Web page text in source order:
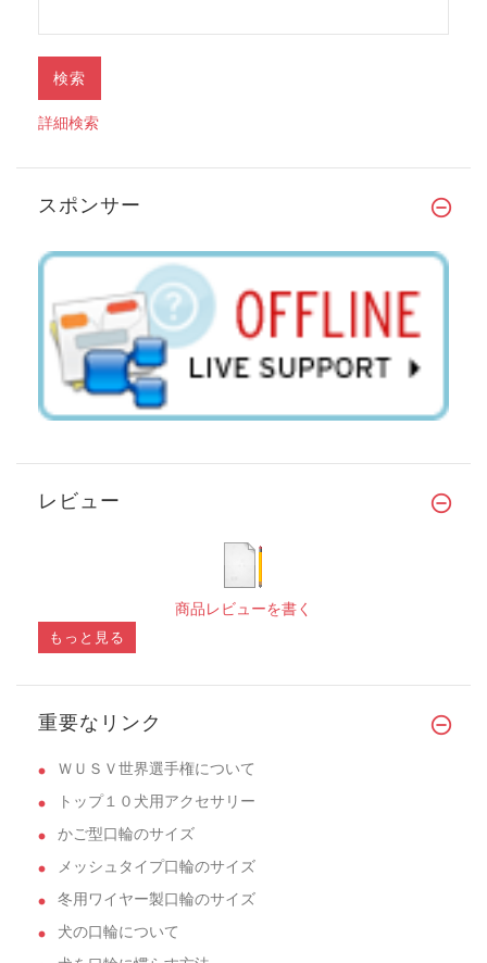
詳細検索
スポンサー
レビュー
商品レビューを書く
もっと見る
重要なリンク
ＷＵＳＶ世界選手権について
トップ１０犬用アクセサリー
かご型口輪のサイズ
メッシュタイプ口輪のサイズ
冬用ワイヤー製口輪のサイズ
犬の口輪について